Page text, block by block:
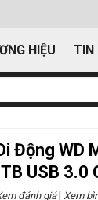
HIỆU TIN
Động WD
USB 3.0
đánh giá| Xem